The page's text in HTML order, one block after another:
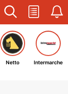
Netto Intermarche